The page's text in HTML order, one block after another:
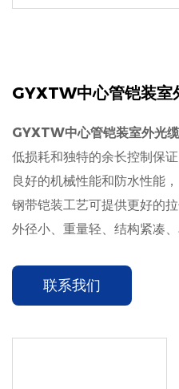
GYXTW中心管铠装室
GYXTW中心管铠装室外光缆
低损耗和独特的余长控制保
良好的机械性能和防水性能
钢带铠装工艺可提供更好的
外径小、重量轻、结构紧凑、
联系我们